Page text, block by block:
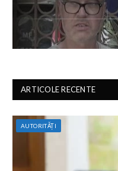
ARTICOLE RECENTE
AUTORITĂȚI